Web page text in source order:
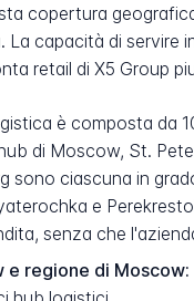
copertura
La capacità di servire
retail di X5 Group
è composta da
di Moscow, St.
sono ciascuna in
e
senza che
e regione di Moscow: